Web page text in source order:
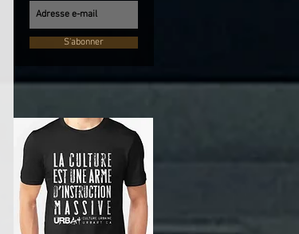
S'abonner